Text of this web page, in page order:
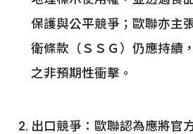
保護與公平競爭；歐聯亦主
衛條款（ＳＳＧ）仍應持續
之非預期性衝擊。
出口競爭：歐聯認為應將官